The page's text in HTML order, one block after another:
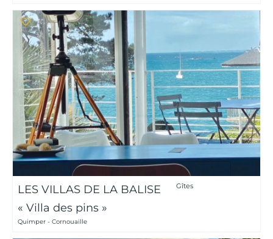
LES VILLAS DE LA BALISE
« Villa des pins »
Quimper - Cornouaille
Gîtes